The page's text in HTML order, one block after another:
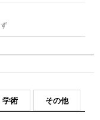
学術 その他